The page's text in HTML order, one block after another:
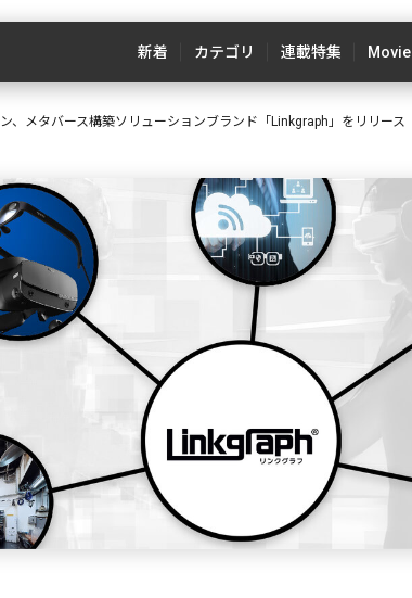
新着 カテゴリ 連載特集 Movie
、メタバース構築ソリューションブランド「Linkgraph」をリリース